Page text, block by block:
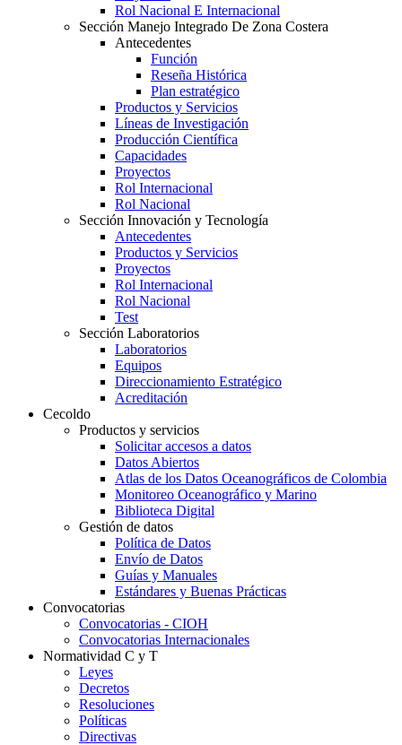
Rol Nacional E Internacional
Sección Manejo Integrado De Zona Costera
Antecedentes
Función
Reseña Histórica
Plan estratégico
Productos y Servicios
Líneas de Investigación
Producción Científica
Capacidades
Proyectos
Rol Internacional
Rol Nacional
Sección Innovación y Tecnología
Antecedentes
Productos y Servicios
Proyectos
Rol Internacional
Rol Nacional
Test
Sección Laboratorios
Laboratorios
Equipos
Direccionamiento Estratégico
Acreditación
Cecoldo
Productos y servicios
Solicitar accesos a datos
Datos Abiertos
Atlas de los Datos Oceanográficos de Colombia
Monitoreo Oceanográfico y Marino
Biblioteca Digital
Gestión de datos
Política de Datos
Envío de Datos
Guías y Manuales
Estándares y Buenas Prácticas
Convocatorias
Convocatorias - CIOH
Convocatorias Internacionales
Normatividad C y T
Leyes
Decretos
Resoluciones
Políticas
Directivas